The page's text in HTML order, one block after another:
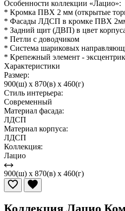
Особенности коллекции «Лацио»:
* Кромка ПВХ 2 мм (открытые
* Фасады ЛДСП в кромке ПВХ
* Задний щит (ДВП) в цвет
* Петли с доводчиком
* Система шариковых
* Крепежный элемент -
Характеристики
Размер:
900(ш) x 870(в) x 460(г)
Стиль интерьера:
Современный
Материал фасада:
ЛДСП
Материал корпуса:
ЛДСП
Коллекция:
Лацио
900(ш) x 870(в) x 460(г)
Коллекция Лацио